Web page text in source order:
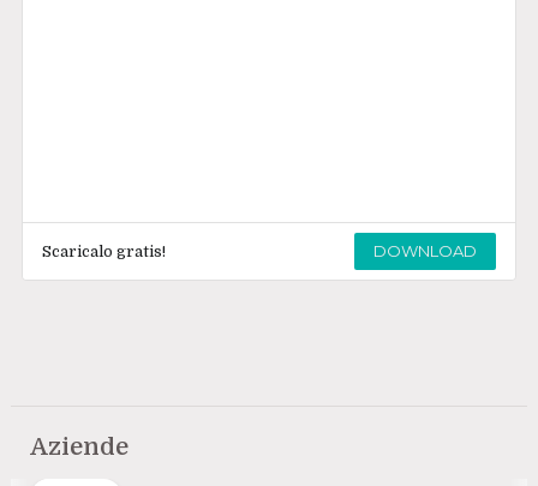
Scaricalo gratis! DOWNLOAD
Aziende